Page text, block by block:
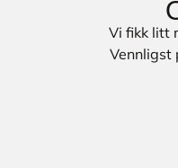
Vi fikk litt
Vennligst